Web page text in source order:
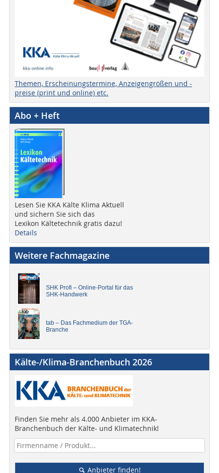
Themen, Erscheinungstermine, Anzeigengrößen und -
preise (print und online) etc.
Abo + Heft
Lesen Sie KKA Kälte Klima Aktuell
und sichern Sie sich das
Lexikon Kältetechnik gratis dazu!
Details
Weitere Fachmagazine
SHK Profi – Online-Portal für das
SHK-Handwerk
tab – Das Fachmedium der TGA-
Branche
Kälte-/Klima-Branchenbuch 2026
Finden Sie mehr als 4.000 Anbieter im KKA-
Branchenbuch der Kälte- und Klimatechnik!
Anbieter finden!